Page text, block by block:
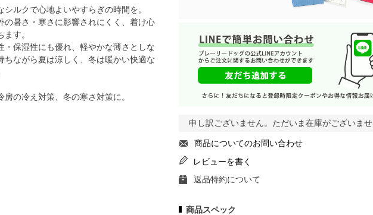
シルクで心地よいやすらぎの時間を。
の暑さ・寒さに影響されにくく、着け心
す。
・保湿性にも優れ、軽やかな薄さとしな
ちながら夏は涼しく、冬は暖かい快適な
房の冷え対策、冬の寒さ対策に。
申し訳ございません。ただいま在庫がございま
商品についてのお問い合わせ
レビューを書く
返品特約について
商品スペック